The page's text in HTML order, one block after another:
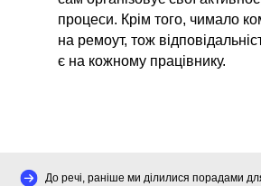
процеси. Крім того, чимало
на ремоут, тож
є на кожному працівнику.
До речі, раніше ми ділилися порадами для